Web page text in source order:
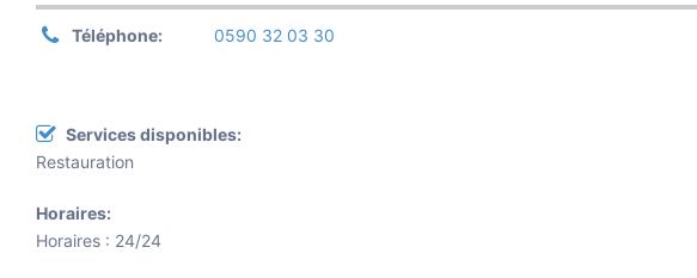
Téléphone: 0590 32 03 30
Services disponibles:
Restauration
Horaires:
Horaires : 24/24